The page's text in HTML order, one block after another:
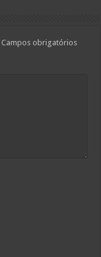
Campos obrigatórios